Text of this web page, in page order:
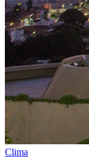
Clima